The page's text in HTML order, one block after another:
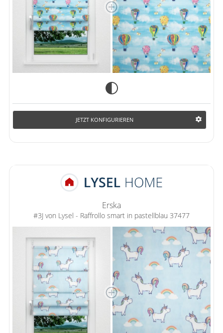
JETZT KONFIGURIEREN
Erska
#3J von Lysel - Raffrollo smart in pastellblau 37477